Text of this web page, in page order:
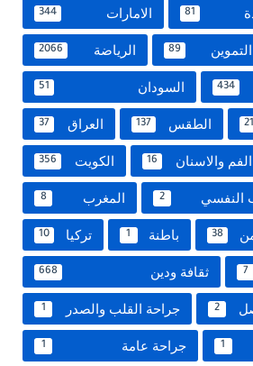
81 الامارات 344
التموين 89 الرياضة 2066
434 السودان 51
21 الطقس 137 العراق 37
الفم والاسنان 16 الكويت 356
النفسي 2 المغرب 8
38 باطنة 1 تركيا 10
7 ثقافة ودين 668
2 جراحة القلب والصدر 1
1 جراحة عامة 1